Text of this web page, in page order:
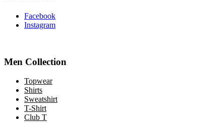
Facebook
Instagram
Men Collection
Topwear
Shirts
Sweatshirt
T-Shirt
Club T